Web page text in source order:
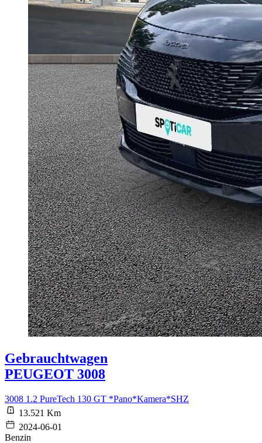
Gebrauchtwagen
PEUGEOT 3008
3008 1.2 PureTech 130 GT *Pano*Kamera*SHZ
13.521 Km
2024-06-01
Benzin